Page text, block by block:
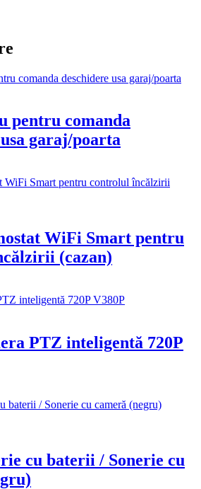
pentru comanda
garaj/poarta
WiFi Smart pentru
(cazan)
PTZ inteligentă 720P
cu baterii / Sonerie cu